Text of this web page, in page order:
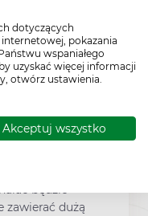
dotyczących
pokazania
wspaniałego
uzyskać więcej informacji
otwórz ustawienia.
Akceptuj wszystko
jeśli
fruktozy
będzie
zawierać dużą